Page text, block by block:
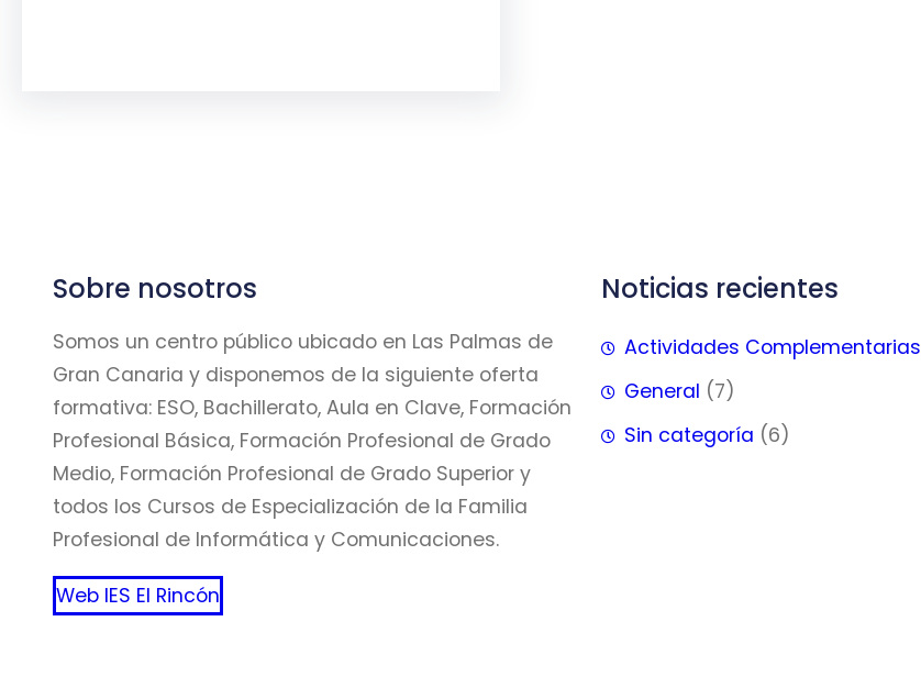
Sobre nosotros
Somos un centro público ubicado en Las Palmas de
Gran Canaria y disponemos de la siguiente oferta
formativa: ESO, Bachillerato, Aula en Clave, Formación
Profesional Básica, Formación Profesional de Grado
Medio, Formación Profesional de Grado Superior y
todos los Cursos de Especialización de la Familia
Profesional de Informática y Comunicaciones.
Web IES El Rincón
Noticias recientes
Actividades Complementarias
General (7)
Sin categoría (6)